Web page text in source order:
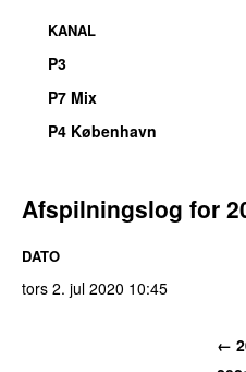
KANAL
P3
P7 Mix
P4 København
Afspilningslog for
DATO
tors 2. jul 2020 10:45
←